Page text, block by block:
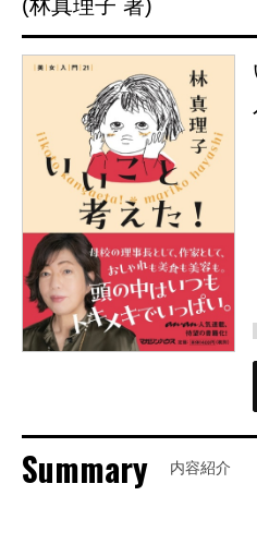
(林真理子 著)
Summary 内容紹介